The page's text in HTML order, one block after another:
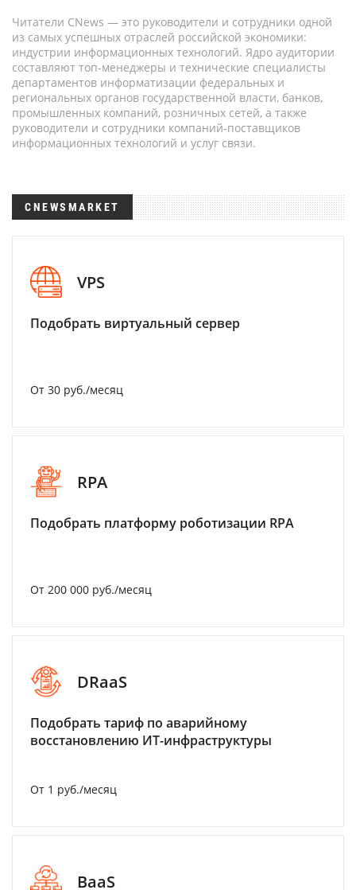
Читатели CNews — это руководители и сотрудники одной
из самых успешных отраслей российской экономики:
индустрии информационных технологий. Ядро аудитории
составляют топ-менеджеры и технические специалисты
департаментов информатизации федеральных и
региональных органов государственной власти, банков,
промышленных компаний, розничных сетей, а также
руководители и сотрудники компаний-поставщиков
информационных технологий и услуг связи.
CNEWSMARKET
VPS
Подобрать виртуальный сервер
От 30 руб./месяц
RPA
Подобрать платформу роботизации RPA
От 200 000 руб./месяц
DRaaS
Подобрать тариф по аварийному
восстановлению ИТ-инфраструктуры
От 1 руб./месяц
BaaS